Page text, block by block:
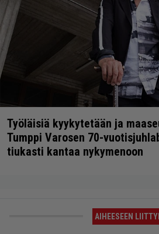
Työläisiä kyykytetään ja
Tumppi Varosen 70-
tiukasti kantaa nykymenoon
AIHEESEEN